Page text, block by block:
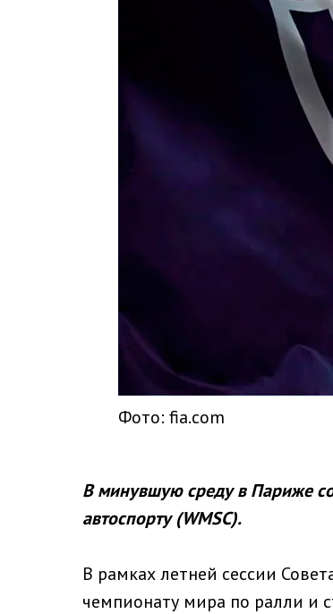
Фото: fia.com
В минувшую среду в Париже
автоспорту (WMSC).
В рамках летней сессии
чемпионату мира по ралли и